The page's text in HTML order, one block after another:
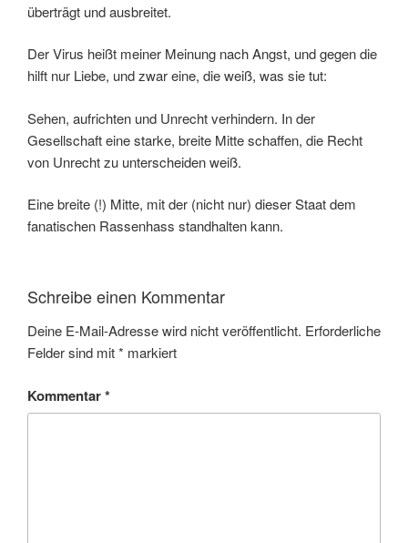
überträgt und ausbreitet.
Der Virus heißt meiner Meinung nach Angst, und gegen die
hilft nur Liebe, und zwar eine, die weiß, was sie tut:
Sehen, aufrichten und Unrecht verhindern. In der
Gesellschaft eine starke, breite Mitte schaffen, die Recht
von Unrecht zu unterscheiden weiß.
Eine breite (!) Mitte, mit der (nicht nur) dieser Staat dem
fanatischen Rassenhass standhalten kann.
Schreibe einen Kommentar
Deine E-Mail-Adresse wird nicht veröffentlicht. Erforderliche
Felder sind mit* markiert
Kommentar*